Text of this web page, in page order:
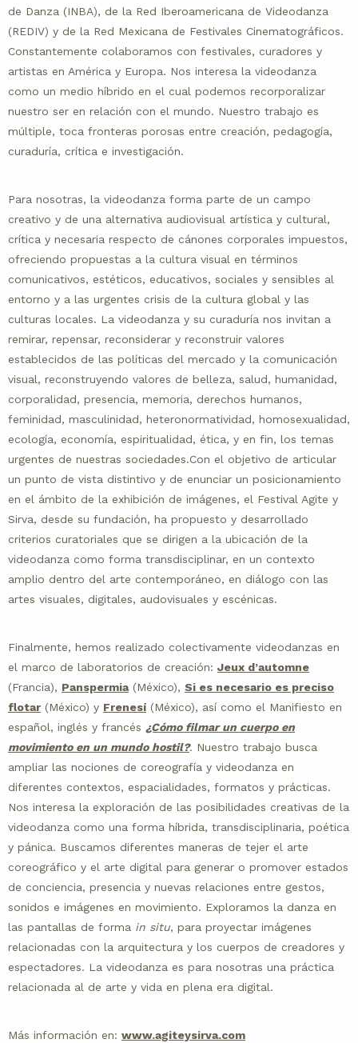
de Danza (INBA), de la Red Iberoamericana de Videodanza
(REDIV) y de la Red Mexicana de Festivales Cinematográficos.
Constantemente colaboramos con festivales, curadores y
artistas en América y Europa. Nos interesa la videodanza
como un medio híbrido en el cual podemos recorporalizar
nuestro ser en relación con el mundo. Nuestro trabajo es
múltiple, toca fronteras porosas entre creación, pedagogía,
curaduría, crítica e investigación.
Para nosotras, la videodanza forma parte de un campo
creativo y de una alternativa audiovisual artística y cultural,
crítica y necesaria respecto de cánones corporales impuestos,
ofreciendo propuestas a la cultura visual en términos
comunicativos, estéticos, educativos, sociales y sensibles al
entorno y a las urgentes crisis de la cultura global y las
culturas locales. La videodanza y su curaduría nos invitan a
remirar, repensar, reconsiderar y reconstruir valores
establecidos de las políticas del mercado y la comunicación
visual, reconstruyendo valores de belleza, salud, humanidad,
corporalidad, presencia, memoria, derechos humanos,
feminidad, masculinidad, heteronormatividad, homosexualidad,
ecología, economía, espiritualidad, ética, y en fin, los temas
urgentes de nuestras sociedades.Con el objetivo de articular
un punto de vista distintivo y de enunciar un posicionamiento
en el ámbito de la exhibición de imágenes, el Festival Agite y
Sirva, desde su fundación, ha propuesto y desarrollado
criterios curatoriales que se dirigen a la ubicación de la
videodanza como forma transdisciplinar, en un contexto
amplio dentro del arte contemporáneo, en diálogo con las
artes visuales, digitales, audovisuales y escénicas.
Finalmente, hemos realizado colectivamente videodanzas en
el marco de laboratorios de creación: Jeux d’automne
(Francia), Panspermia(México), Si es necesario es preciso
flotar (México) y Frenesí (México), así como el Manifiesto en
español, inglés y francés ¿Cómo filmar un cuerpo en
movimiento en un mundo hostil?. Nuestro trabajo busca
ampliar las nociones de coreografía y videodanza en
diferentes contextos, espacialidades, formatos y prácticas.
Nos interesa la exploración de las posibilidades creativas de la
videodanza como una forma híbrida, transdisciplinaria, poética
y pánica. Buscamos diferentes maneras de tejer el arte
coreográfico y el arte digital para generar o promover estados
de conciencia, presencia y nuevas relaciones entre gestos,
sonidos e imágenes en movimiento. Exploramos la danza en
las pantallas de forma in situ, para proyectar imágenes
relacionadas con la arquitectura y los cuerpos de creadores y
espectadores. La videodanza es para nosotras una práctica
relacionada al de arte y vida en plena era digital.
Más información en: www.agiteysirva.com